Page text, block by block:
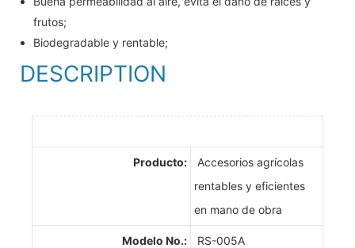
frutos;
Biodegradable y rentable;
DESCRIPTION
Producto:
Accesorios agrícolas
rentables y eficientes
en mano de obra
Modelo No.: RS-005A